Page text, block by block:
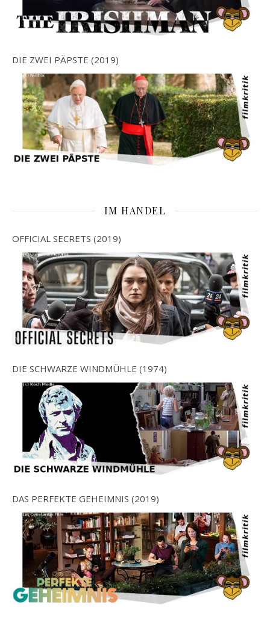
DIE ZWEI PÄPSTE (2019)
IM HANDEL
OFFICIAL SECRETS (2019)
DIE SCHWARZE WINDMÜHLE (1974)
DAS PERFEKTE GEHEIMNIS (2019)